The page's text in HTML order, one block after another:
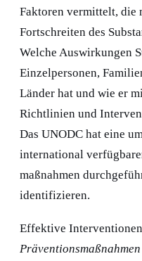
Faktoren vermittelt, die
Fortschreiten des
Welche Auswirkungen
Einzelpersonen,
Länder hat und wie er
Richtlinien und
Das UNODC hat eine
international
maßnahmen
identifizieren.
Effektive